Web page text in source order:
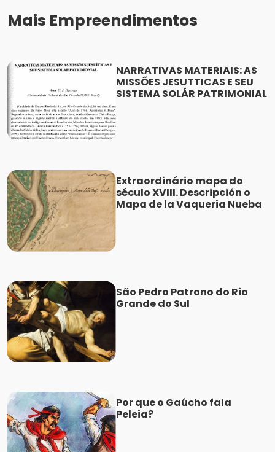
Mais Empreendimentos
NARRATIVAS MATERIAIS: AS
MISSÕES JESUTTICAS E SEU
SISTEMA SOLÁR PATRIMONIAL
Extraordinário mapa do
século XVIII. Descripción o
Mapa de la Vaqueria Nueba
São Pedro Patrono do Rio
Grande do Sul
Por que o Gaúcho fala
Peleia?